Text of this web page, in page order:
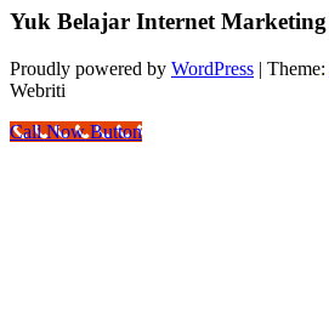
Yuk Belajar Internet Marketing
Proudly powered by WordPress | Theme:
Webriti
Call Now Button